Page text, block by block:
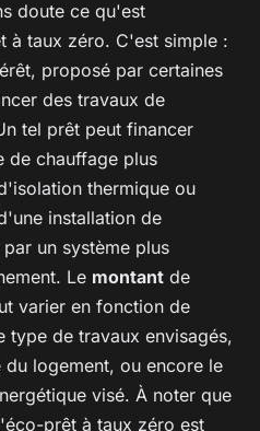
doute ce qu'est
à taux zéro. C'est simple :
proposé par certaines
des travaux de
tel prêt peut financer
de chauffage plus
thermique ou
installation de
un système plus
Le montant de
varier en fonction de
type de travaux envisagés,
logement, ou encore le
visé. À noter que
prêt à taux zéro est